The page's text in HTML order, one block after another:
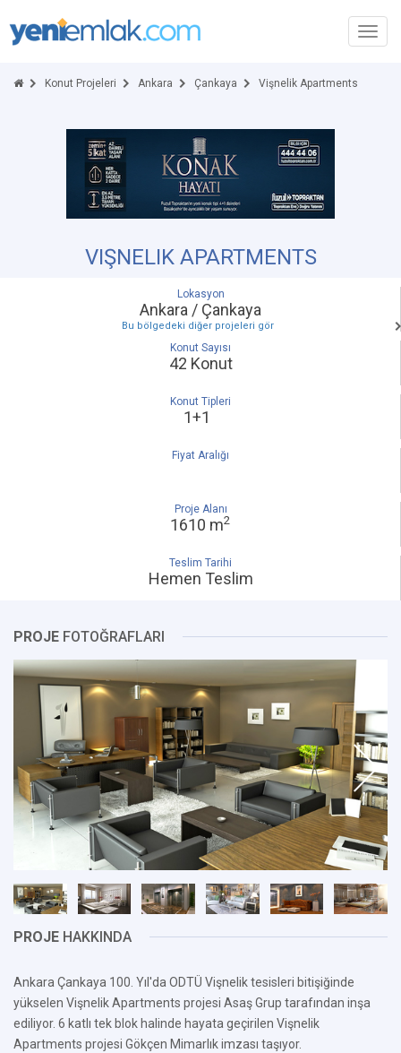
Konut Projeleri Ankara Çankaya Vişnelik Apartments
VIŞNELIK APARTMENTS
Lokasyon
Ankara / Çankaya
Bu bölgedeki diğer projeleri gör
Konut Sayısı
42 Konut
Konut Tipleri
1+1
Fiyat Aralığı
Proje Alanı
1610 m2
Teslim Tarihi
Hemen Teslim
PROJE FOTOĞRAFLARI
PROJE HAKKINDA
Ankara Çankaya 100. Yıl'da ODTÜ Vişnelik tesisleri bitişiğinde
yükselen Vişnelik Apartments projesi Asaş Grup tarafından inşa
ediliyor. 6 katlı tek blok halinde hayata geçirilen Vişnelik
Apartments projesi Gökçen Mimarlık imzası taşıyor.